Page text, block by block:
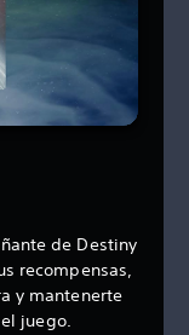
de Destiny
recompensas,
y mantenerte
juego.